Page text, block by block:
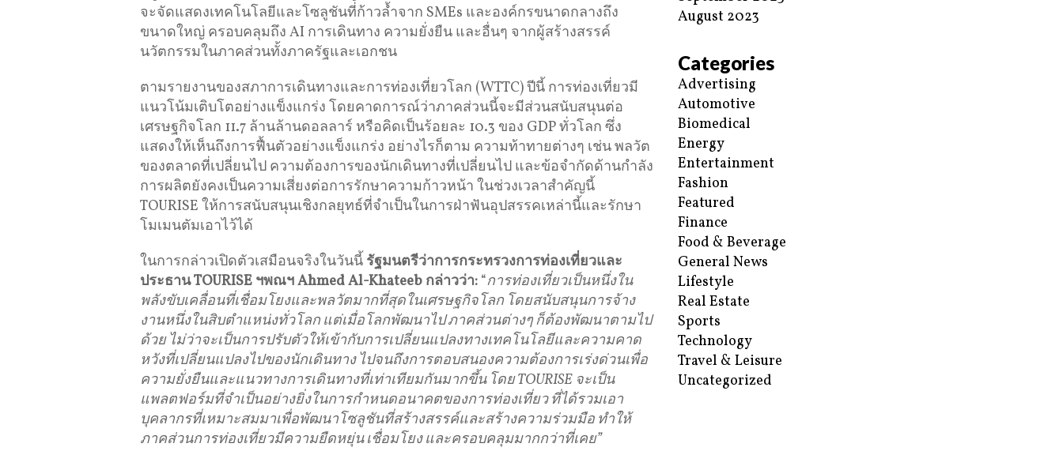
จะจัดแสดงเทคโนโลยีและโซลูชันที่ก้าวล้ำจาก SMEs และองค์กรขนาดกลางถึง
ขนาดใหญ่ ครอบคลุมถึง AI การเดินทาง ความยั่งยืน และอื่นๆ จากผู้สร้างสรรค์
นวัตกรรมในภาคส่วนทั้งภาครัฐและเอกชน
ตามรายงานของสภาการเดินทางและการท่องเที่ยวโลก (WTTC) ปีนี้ การท่องเที่ยวมี
แนวโน้มเติบโตอย่างแข็งแกร่ง โดยคาดการณ์ว่าภาคส่วนนี้จะมีส่วนสนับสนุนต่อ
เศรษฐกิจโลก 11.7 ล้านล้านดอลลาร์ หรือคิดเป็นร้อยละ 10.3 ของ GDP ทั่วโลก ซึ่ง
แสดงให้เห็นถึงการฟื้นตัวอย่างแข็งแกร่ง อย่างไรก็ตาม ความท้าทายต่างๆ เช่น พลวัต
ของตลาดที่เปลี่ยนไป ความต้องการของนักเดินทางที่เปลี่ยนไป และข้อจำกัดด้านกำลัง
การผลิตยังคงเป็นความเสี่ยงต่อการรักษาความก้าวหน้า ในช่วงเวลาสำคัญนี้
TOURISE ให้การสนับสนุนเชิงกลยุทธ์ที่จำเป็นในการฝ่าฟันอุปสรรคเหล่านี้และรักษา
โมเมนตัมเอาไว้ได้
ในการกล่าวเปิดตัวเสมือนจริงในวันนี้ รัฐมนตรีว่าการกระทรวงการท่องเที่ยวและ
ประธาน TOURISE ฯพณฯ Ahmed Al-Khateeb กล่าวว่า: “การท่องเที่ยวเป็นหนึ่งใน
พลังขับเคลื่อนที่เชื่อมโยงและพลวัตมากที่สุดในเศรษฐกิจโลก โดยสนับสนุนการจ้าง
งานหนึ่งในสิบตำแหน่งทั่วโลก แต่เมื่อโลกพัฒนาไป ภาคส่วนต่างๆ ก็ต้องพัฒนาตามไป
ด้วย ไม่ว่าจะเป็นการปรับตัวให้เข้ากับการเปลี่ยนแปลงทางเทคโนโลยีและความคาด
หวังที่เปลี่ยนแปลงไปของนักเดินทาง ไปจนถึงการตอบสนองความต้องการเร่งด่วนเพื่อ
ความยั่งยืนและแนวทางการเดินทางที่เท่าเทียมกันมากขึ้น โดย TOURISE จะเป็น
แพลตฟอร์มที่จำเป็นอย่างยิ่งในการกำหนดอนาคตของการท่องเที่ยว ที่ได้รวมเอา
บุคลากรที่เหมาะสมมาเพื่อพัฒนาโซลูชันที่สร้างสรรค์และสร้างความร่วมมือ ทำให้
ภาคส่วนการท่องเที่ยวมีความยืดหยุ่น เชื่อมโยง และครอบคลุมมากกว่าที่เคย”
August 2023
Categories
Advertising
Automotive
Biomedical
Energy
Entertainment
Fashion
Featured
Finance
Food & Beverage
General News
Lifestyle
Real Estate
Sports
Technology
Travel & Leisure
Uncategorized